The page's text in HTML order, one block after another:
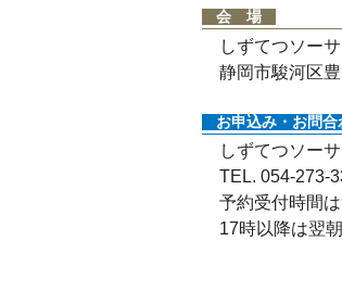
会 場
しずてつソー
静岡市駿河区
お申込み・お問合
しずてつソー
TEL. 054-273-
予約受付時間
17時以降は翌